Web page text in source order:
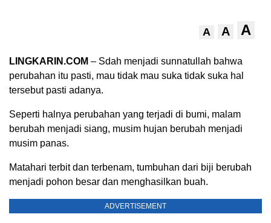
A A A
LINGKARIN.COM – Sdah menjadi sunnatullah bahwa
perubahan itu pasti, mau tidak mau suka tidak suka hal
tersebut pasti adanya.
Seperti halnya perubahan yang terjadi di bumi, malam
berubah menjadi siang, musim hujan berubah menjadi
musim panas.
Matahari terbit dan terbenam, tumbuhan dari biji berubah
menjadi pohon besar dan menghasilkan buah.
ADVERTISEMENT